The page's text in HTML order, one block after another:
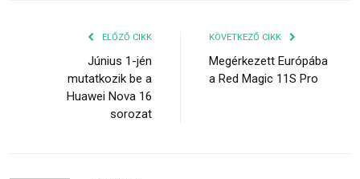
ELŐZŐ CIKK
Június 1-jén
mutatkozik be a
Huawei Nova 16
sorozat
KÖVETKEZŐ CIKK
Megérkezett Európába
a Red Magic 11S Pro